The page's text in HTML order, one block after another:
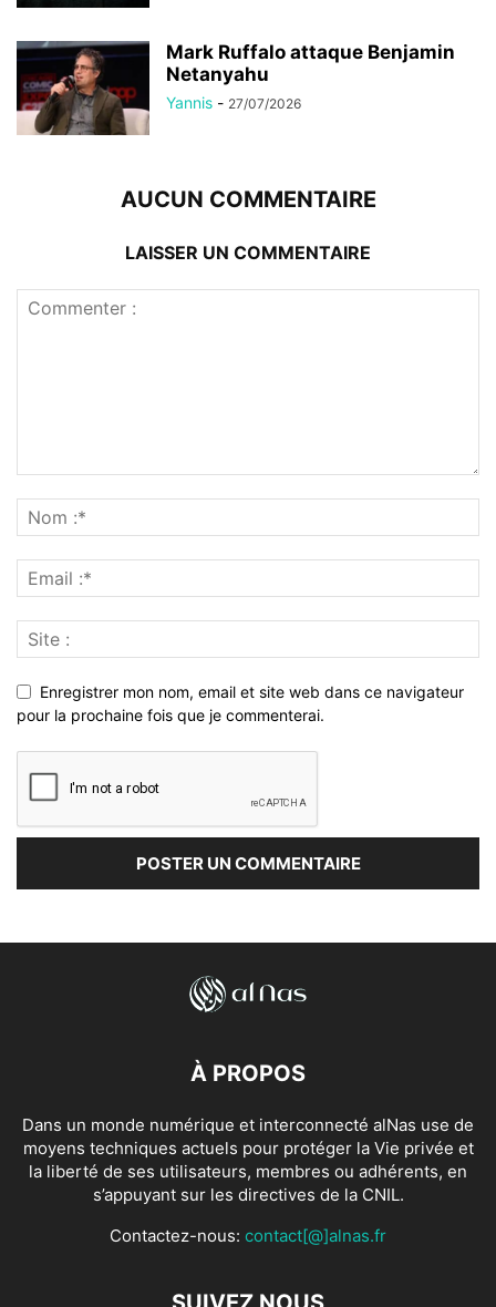
Mark Ruffalo attaque Benjamin
Netanyahu
Yannis - 27/07/2026
AUCUN COMMENTAIRE
LAISSER UN COMMENTAIRE
Enregistrer mon nom, email et site web dans ce navigateur
pour la prochaine fois que je commenterai.
À PROPOS
Dans un monde numérique et interconnecté alNas use de
moyens techniques actuels pour protéger la Vie privée et
la liberté de ses utilisateurs, membres ou adhérents, en
s’appuyant sur les directives de la CNIL.
Contactez-nous: contact[@]alnas.fr